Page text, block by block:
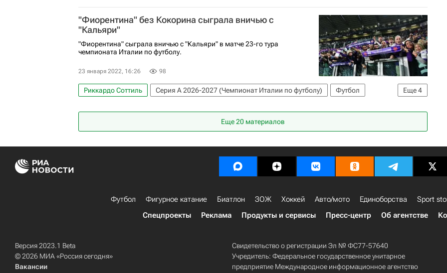
Гаэтано Кастровилли
Артур Собех
"Фиорентина" без Кокорина сыграла вничью с
"Кальяри"
"Фиорентина" сыграла вничью с "Кальяри" в матче 23-го тура
чемпионата Италии по футболу.
23 января 2022, 16:26 98
Еще4
Риккардо Соттиль Серия А 2026-2027 (Чемпионат Италии по футболу)
Футбол
Еще 20 материалов
Футбол Фигурное катание Биатлон ЗОЖ Хоккей Авто/мото Единоборства Sport
Спецпроекты
Реклама Продукты и сервисы Пресс-центр Об агентстве
Версия 2023.1 Beta
© 2026 МИА «Россия сегодня»
Вакансии
Свидетельство о регистрации Эл № ФС77-57640
Учредитель: Федеральное государственное унитарное
предприятие Международное информационное агентство